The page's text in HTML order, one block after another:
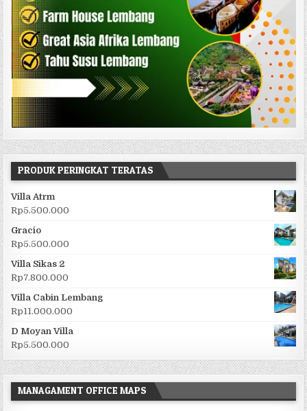
PRODUK PERINGKAT TERATAS
Villa Atrm
Rp5.500.000
Gracio
Rp5.500.000
Villa Sikas 2
Rp7.800.000
Villa Cabin Lembang
Rp11.000.000
D Moyan Villa
Rp5.500.000
MANAGAMENT OFFICE MAPS